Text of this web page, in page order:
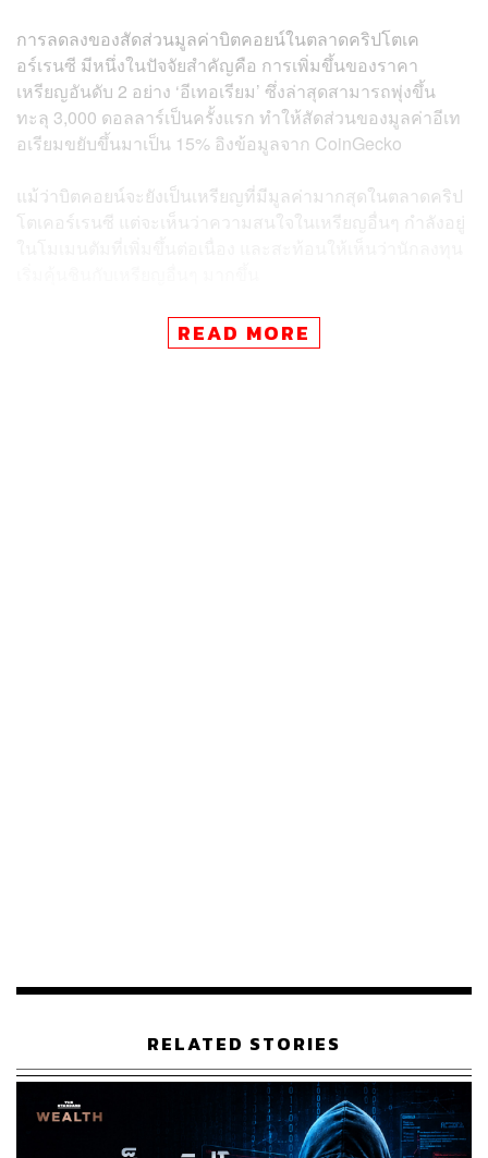
การลดลงของสัดส่วนมูลค่าบิตคอยน์ในตลาดคริปโตเค
อร์เรนซี มีหนึ่งในปัจจัยสำคัญคือ การเพิ่มขึ้นของราคา
เหรียญอันดับ 2 อย่าง ‘อีเทอเรียม’ ซึ่งล่าสุดสามารถพุ่งขึ้น
ทะลุ 3,000 ดอลลาร์เป็นครั้งแรก ทำให้สัดส่วนของมูลค่าอีเท
อเรียมขยับขึ้นมาเป็น 15% อิงข้อมูลจาก CoinGecko
แม้ว่าบิตคอยน์จะยังเป็นเหรียญที่มีมูลค่ามากสุดในตลาดคริป
โตเคอร์เรนซี แต่จะเห็นว่าความสนใจในเหรียญอื่นๆ กำลังอยู่
ช่วงวันจันทร์ที่ผ่านมา (3 พฤษภาคม) ราคาของเหรียญต่างๆ
พากันปรับขึ้นถ้วนหน้า บิตคอยน์ขยับขึ้นมาเหนือระดับ
ผ่านแอปพลิเคชันต่างๆ ที่คุณสะดวกหรือใช้งานอยู่แล้วได้เลย
READ MORE
RELATED STORIES